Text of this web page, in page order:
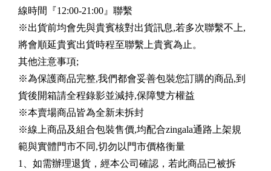
線時間『12:00-21:00』聯繫
※出貨前均會先與貴賓核對出貨訊息,若多次聯繫不上,
將會順延貴賓出貨時程至聯繫上貴賓為止。
其他注意事項;
※為保護商品完整,我們都會妥善包裝您訂購的商品,到
貨後開箱請全程錄影並減持,保障雙方權益
※本賣場商品皆為全新未拆封
※線上商品及組合包裝售價,均配合zingala通路上架規
範與實體門市不同,切勿以門市價格衡量
1、如需辦理退貨，經本公司確認，若此商品已被拆